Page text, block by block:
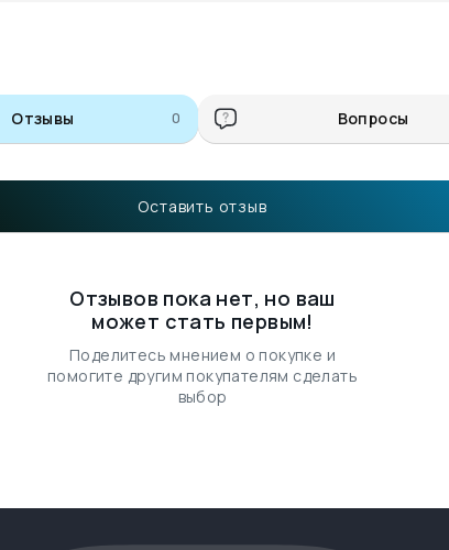
Отзывы 0 Вопросы
Оставить отзыв
Отзывов пока нет, но ваш
может стать первым!
Поделитесь мнением о покупке и
помогите другим покупателям сделать
выбор